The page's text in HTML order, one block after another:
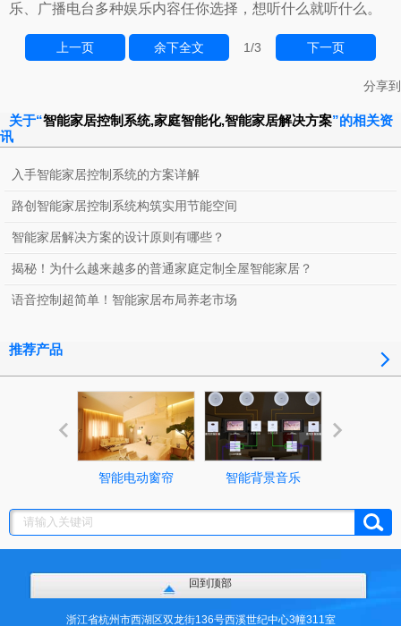
乐、广播电台多种娱乐内容任你选择，想听什么就听什么。
上一页 余下全文 1/3 下一页
分享到
关于“智能家居控制系统,家庭智能化,智能家居解决方案”的相关资
讯
入手智能家居控制系统的方案详解
路创智能家居控制系统构筑实用节能空间
智能家居解决方案的设计原则有哪些？
揭秘！为什么越来越多的普通家庭定制全屋智能家居？
语音控制超简单！智能家居布局养老市场
推荐产品
智能电动窗帘 智能背景音乐
回到顶部
浙江省杭州市西湖区双龙街136号西溪世纪中心3幢311室